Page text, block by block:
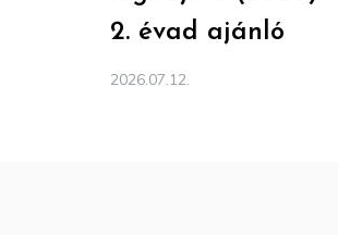
2. évad ajánló
2026.07.12.